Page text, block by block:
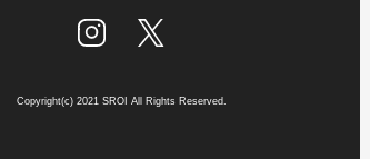
Copyright(c) 2021 SROI All Rights Reserved.